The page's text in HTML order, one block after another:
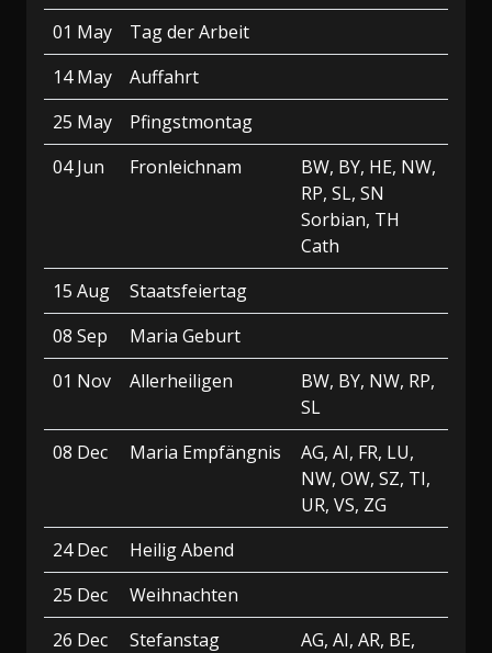
01 May
Tag der Arbeit
14 May
Auffahrt
25 May
Pfingstmontag
04 Jun
Fronleichnam
BW, BY, HE, NW,
RP, SL, SN
Sorbian, TH
Cath
15 Aug
Staatsfeiertag
08 Sep
Maria Geburt
01 Nov
Allerheiligen
BW, BY, NW, RP,
SL
08 Dec
Maria Empfängnis
AG, AI, FR, LU,
NW, OW, SZ, TI,
UR, VS, ZG
24 Dec
Heilig Abend
25 Dec
Weihnachten
26 Dec
Stefanstag
AG, AI, AR, BE,